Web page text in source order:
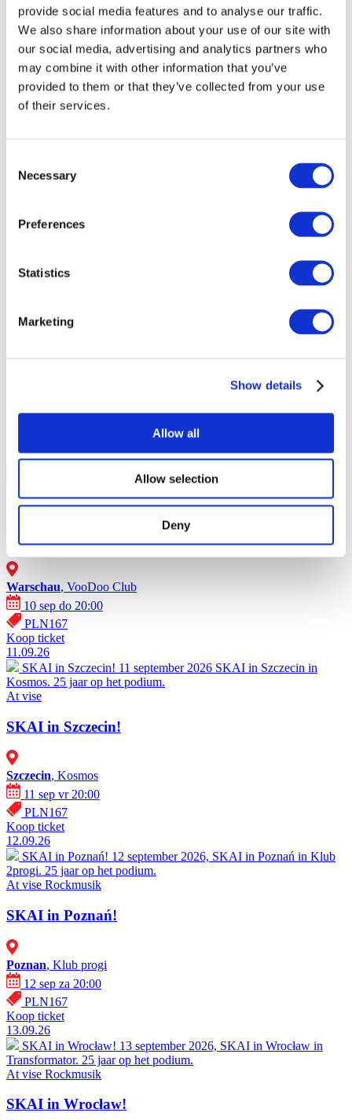
provide social media features and to analyse our traffic.
We also share information about your use of our site with
our social media, advertising and analytics partners who
may combine it with other information that you’ve
provided to them or that they’ve collected from your use
of their services.
Selection
Necessary
Preferences
Statistics
Marketing
Show details
Allow all
Allow selection
Deny
USA
Wroclaw
Poznan
10.09.26
10 september 2026 SKAI in Warschau in
VooDoo Club. 25 jaar op het podium.
At vise
Warschau, VooDoo Club
10 sep do 20:00
PLN167
Koop ticket
11.09.26
SKAI in Szczecin! 11 september 2026 SKAI in Szczecin in
Kosmos. 25 jaar op het podium.
At vise
SKAI in Szczecin!
Szczecin, Kosmos
11 sep vr 20:00
PLN167
Koop ticket
12.09.26
SKAI in Poznań! 12 september 2026, SKAI in Poznań in Klub
2progi. 25 jaar op het podium.
At vise Rockmusik
SKAI in Poznań!
Poznan, Klub progi
12 sep za 20:00
PLN167
Koop ticket
13.09.26
SKAI in Wrocław! 13 september 2026, SKAI in Wrocław in
Transformator. 25 jaar op het podium.
At vise Rockmusik
SKAI in Wrocław!